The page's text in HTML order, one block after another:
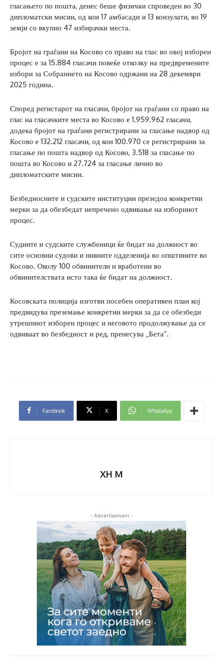
гласањето по пошта, денес беше физички спроведен во 30
дипломатски мисии, од кои 17 амбасади и 13 конзулати, во 19
земји со вкупно 47 избирачки места.
Бројот на граѓани на Косово со право на глас во овој изборен
процес е за 15.884 гласачи повеќе отколку на предвремените
избори за Собранието на Косово одржани на 28 декември
2025 година.
Според регистарот на гласачи, бројот на граѓани со право на
глас на гласачките места во Косово е 1.959.962 гласачи,
додека бројот на граѓани регистрирани за гласање надвор од
Косово е 132.212 гласачи, од кои 100.970 се регистрирани за
гласање по пошта надвор од Косово, 3.518 за гласање по
пошта во Косово и 27.724 за гласање лично во
дипломатските мисии.
Безбедносните и судските институции презедоа конкретни
мерки за да обезбедат непречено одвивање на изборниот
процес.
Судиите и судските службеници ќе бидат на должност во
сите основни судови и нивните одделенија во општините во
Косово. Околу 100 обвинители и вработени во
обвинителствата исто така ќе бидат на должност.
Косовската полиција изготви посебен оперативен план кој
предвидува преземање конкретни мерки за да се обезбеди
утрешниот изборен процес и неговото продолжување да се
одвиваат во безбедност и ред, пренесува „Бета“.
Facebook X WhatsApp
XH M
- Advertisement -